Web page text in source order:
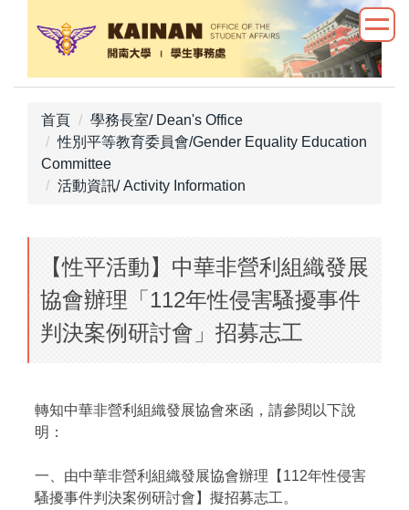
首頁
學務長室/ Dean's Office
性別平等教育委員會/Gender Equality Education
Committee
活動資訊/ Activity Information
【性平活動】中華非營利組織發展
協會辦理「112年性侵害騷擾事件
判決案例研討會」招募志工
轉知中華非營利組織發展協會來函，請參閱以下說
明：
一、由中華非營利組織發展協會辦理【112年性侵害
騷擾事件判決案例研討會】擬招募志工。